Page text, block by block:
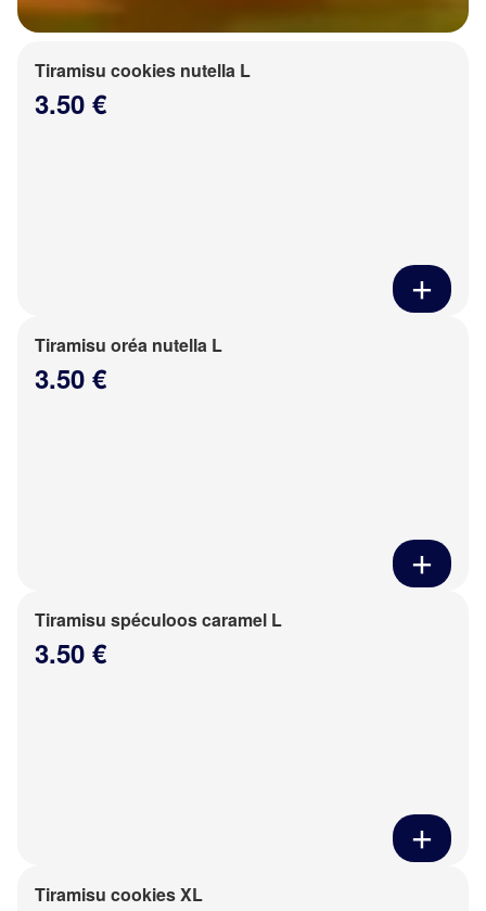
Tiramisu cookies nutella L
3.50 €
Tiramisu oréa nutella L
3.50 €
Tiramisu spéculoos caramel L
3.50 €
Tiramisu cookies XL